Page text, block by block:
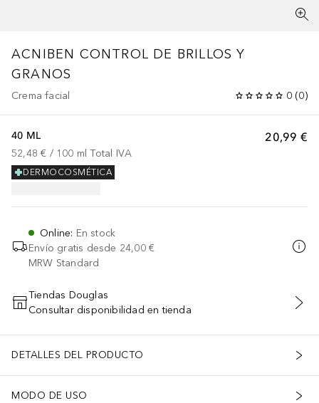
ACNIBEN CONTROL DE BRILLOS Y
GRANOS
Crema facial 0 (0)
20,99 €
40 ML
52,48 € / 100 ml Total IVA
DERMOCOSMÉTICA
Online: En stock
Envío gratis desde 24,00 €
MRW Standard
AÑADIR AL CARRITO
Tiendas Douglas
Consultar disponibilidad en tienda
DETALLES DEL PRODUCTO
MODO DE USO